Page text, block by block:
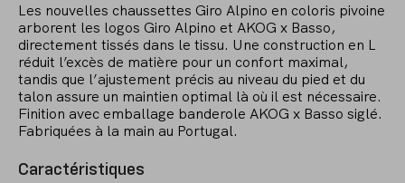
Les nouvelles chaussettes Giro Alpino en coloris pivoine
arborent les logos Giro Alpino et AKOG x Basso,
directement tissés dans le tissu. Une construction en L
réduit l’excès de matière pour un confort maximal,
tandis que l’ajustement précis au niveau du pied et du
talon assure un maintien optimal là où il est nécessaire.
Finition avec emballage banderole AKOG x Basso siglé.
Fabriquées à la main au Portugal.
Caractéristiques